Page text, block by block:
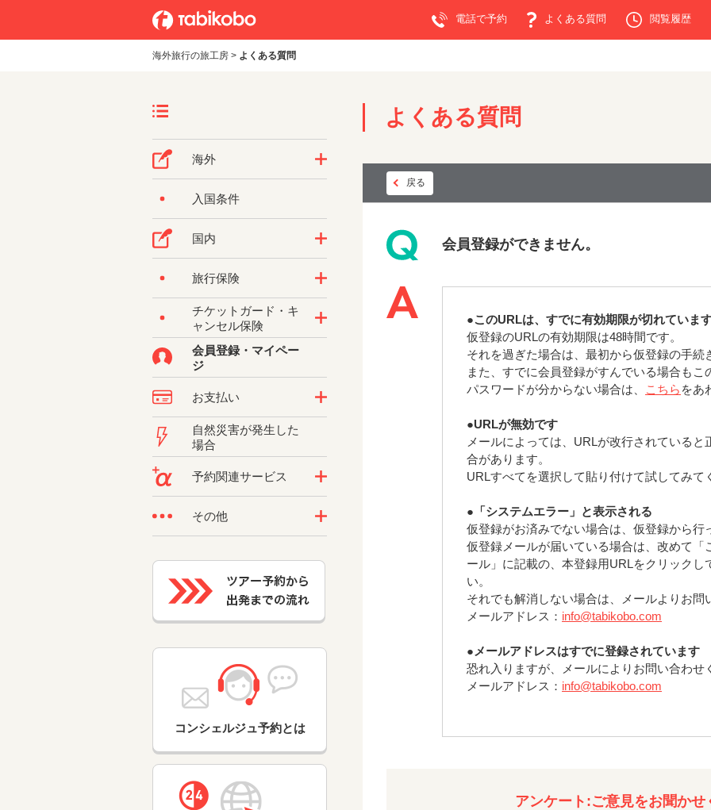
電話で予約 よくある質問 閲覧履歴
海外旅行の旅工房 > よくある質問
海外
入国条件
国内
旅行保険
チケットガード・キ
ャンセル保険
会員登録・マイペー
ジ
お支払い
自然災害が発生した
場合
予約関連サービス
その他
コンシェルジュ予約とは
よくある質問
戻る
会員登録ができません。
●このURLは、すでに有効期限が切れていま
仮登録のURLの有効期限は48時間です。
それを過ぎた場合は、最初から仮登録の手続
また、すでに会員登録がすんでいる場合もこ
パスワードが分からない場合は、
こちら をあ
●URLが無効です
メールによっては、URLが改行されている
合があります。
URLすべてを選択して貼り付けて試してみて
●「システムエラー」と表示される
仮登録がお済みでない場合は、仮登録から行
仮登録メールが届いている場合は、改めて「
ール」に記載の、本登録用URLをクリックし
い。
それでも解消しない場合は、メールよりお問
メールアドレス： info@tabikobo.com
●メールアドレスはすでに登録されています
恐れ入りますが、メールによりお問い合わせ
メールアドレス： info@tabikobo.com
アンケート:ご意見をお聞かせ